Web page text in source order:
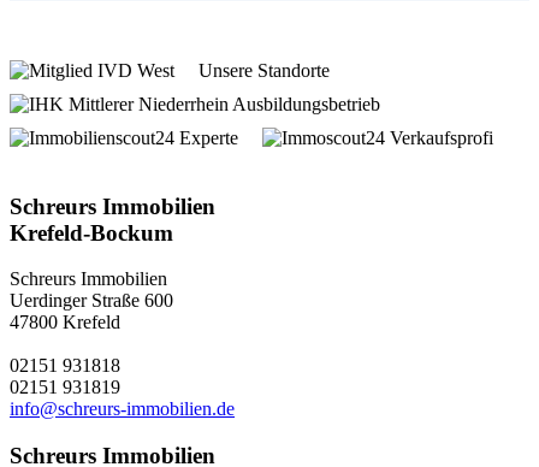
Unsere Standorte
Schreurs Immobilien
Krefeld-Bockum
Schreurs Immobilien
Uerdinger Straße 600
47800 Krefeld
02151 931818
02151 931819
info@schreurs-immobilien.de
Schreurs Immobilien